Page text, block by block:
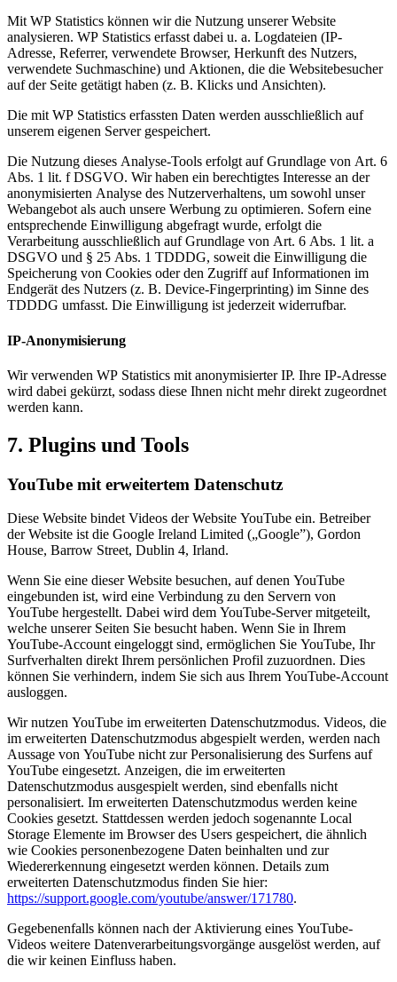
Mit WP Statistics können wir die Nutzung unserer Website
analysieren. WP Statistics erfasst dabei u. a. Logdateien (IP-
Adresse, Referrer, verwendete Browser, Herkunft des Nutzers,
verwendete Suchmaschine) und Aktionen, die die Websitebesucher
auf der Seite getätigt haben (z. B. Klicks und Ansichten).
Die mit WP Statistics erfassten Daten werden ausschließlich auf
unserem eigenen Server gespeichert.
Die Nutzung dieses Analyse-Tools erfolgt auf Grundlage von Art. 6
Abs. 1 lit. f DSGVO. Wir haben ein berechtigtes Interesse an der
anonymisierten Analyse des Nutzerverhaltens, um sowohl unser
Webangebot als auch unsere Werbung zu optimieren. Sofern eine
entsprechende Einwilligung abgefragt wurde, erfolgt die
Verarbeitung ausschließlich auf Grundlage von Art. 6 Abs. 1 lit. a
DSGVO und § 25 Abs. 1 TDDDG, soweit die Einwilligung die
Speicherung von Cookies oder den Zugriff auf Informationen im
Endgerät des Nutzers (z. B. Device-Fingerprinting) im Sinne des
TDDDG umfasst. Die Einwilligung ist jederzeit widerrufbar.
IP-Anonymisierung
Wir verwenden WP Statistics mit anonymisierter IP. Ihre IP-Adresse
wird dabei gekürzt, sodass diese Ihnen nicht mehr direkt zugeordnet
werden kann.
7. Plugins und Tools
YouTube mit erweitertem Datenschutz
Diese Website bindet Videos der Website YouTube ein. Betreiber
der Website ist die Google Ireland Limited („Google”), Gordon
House, Barrow Street, Dublin 4, Irland.
Wenn Sie eine dieser Website besuchen, auf denen YouTube
eingebunden ist, wird eine Verbindung zu den Servern von
YouTube hergestellt. Dabei wird dem YouTube-Server mitgeteilt,
welche unserer Seiten Sie besucht haben. Wenn Sie in Ihrem
YouTube-Account eingeloggt sind, ermöglichen Sie YouTube, Ihr
Surfverhalten direkt Ihrem persönlichen Profil zuzuordnen. Dies
können Sie verhindern, indem Sie sich aus Ihrem YouTube-Account
ausloggen.
Wir nutzen YouTube im erweiterten Datenschutzmodus. Videos, die
im erweiterten Datenschutzmodus abgespielt werden, werden nach
Aussage von YouTube nicht zur Personalisierung des Surfens auf
YouTube eingesetzt. Anzeigen, die im erweiterten
Datenschutzmodus ausgespielt werden, sind ebenfalls nicht
personalisiert. Im erweiterten Datenschutzmodus werden keine
Cookies gesetzt. Stattdessen werden jedoch sogenannte Local
Storage Elemente im Browser des Users gespeichert, die ähnlich
wie Cookies personenbezogene Daten beinhalten und zur
Wiedererkennung eingesetzt werden können. Details zum
erweiterten Datenschutzmodus finden Sie hier:
https://support.google.com/youtube/answer/171780.
Gegebenenfalls können nach der Aktivierung eines YouTube-
Videos weitere Datenverarbeitungsvorgänge ausgelöst werden, auf
die wir keinen Einfluss haben.